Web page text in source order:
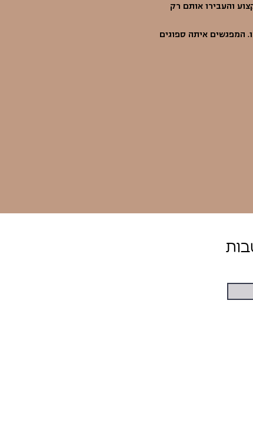
והעבירו אותם רק
המפגשים איתה ספוגים